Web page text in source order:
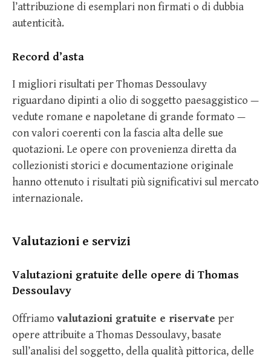
l’attribuzione di esemplari non firmati o di dubbia
autenticità.
Record d’asta
I migliori risultati per Thomas Dessoulavy
riguardano dipinti a olio di soggetto paesaggistico —
vedute romane e napoletane di grande formato —
con valori coerenti con la fascia alta delle sue
quotazioni. Le opere con provenienza diretta da
collezionisti storici e documentazione originale
hanno ottenuto i risultati più significativi sul mercato
internazionale.
Valutazioni e servizi
Valutazioni gratuite delle opere di Thomas
Dessoulavy
Offriamo valutazioni gratuite e riservate per
opere attribuite a Thomas Dessoulavy, basate
sull’analisi del soggetto, della qualità pittorica, delle